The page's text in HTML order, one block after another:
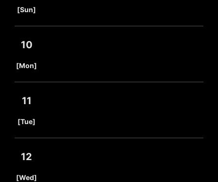
[Sun]
10
[Mon]
11
[Tue]
12
[Wed]